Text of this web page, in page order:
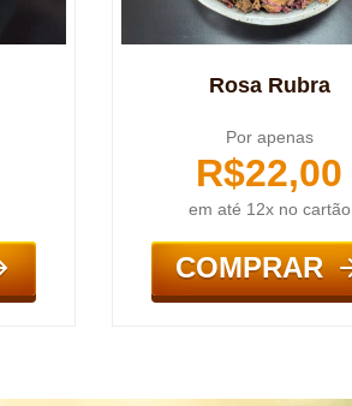
Rosa Rubra
Por apenas
R$22,00
em até 12x no cartão
COMPRAR